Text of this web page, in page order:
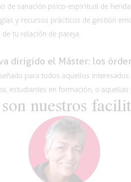
de sanación psico-espiritual de
y recursos prácticos de gestión
tu relación de pareja.
dirigido el Máster: los
para todos aquellos
estudiantes en formación, o aquellas
nuestros